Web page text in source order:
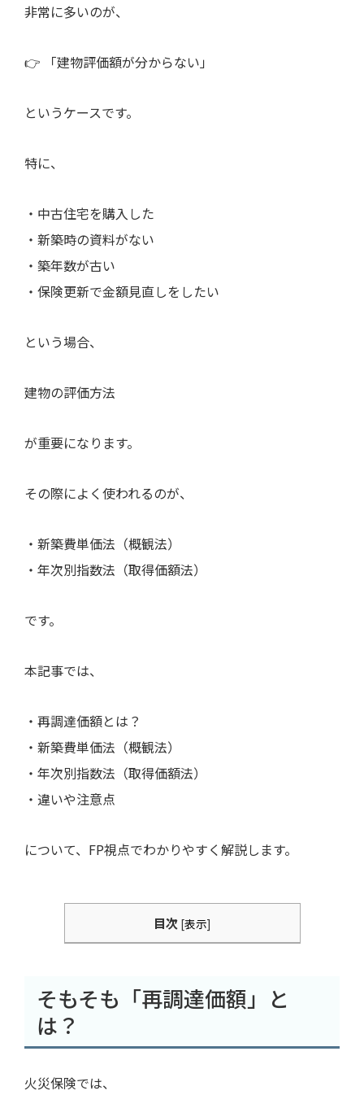
非常に多いのが、
👉 「建物評価額が分からない」
というケースです。
特に、
・中古住宅を購入した
・新築時の資料がない
・築年数が古い
・保険更新で金額見直しをしたい
という場合、
建物の評価方法
が重要になります。
その際によく使われるのが、
・新築費単価法（概観法）
・年次別指数法（取得価額法）
です。
本記事では、
・再調達価額とは？
・新築費単価法（概観法）
・年次別指数法（取得価額法）
・違いや注意点
について、FP視点でわかりやすく解説します。
目次 [表示]
そもそも「再調達価額」と
は？
火災保険では、